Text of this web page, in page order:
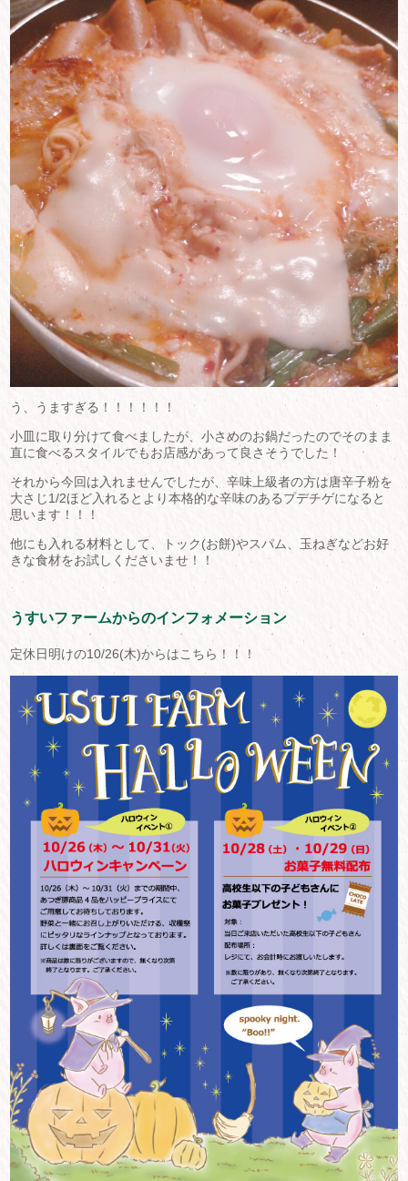
う、うますぎる！！！！！！
小皿に取り分けて食べましたが、小さめのお鍋だったのでそのまま
直に食べるスタイルでもお店感があって良さそうでした！
それから今回は入れませんでしたが、辛味上級者の方は唐辛子粉を
大さじ1/2ほど入れるとより本格的な辛味のあるプデチゲになると
思います！！！
他にも入れる材料として、トック(お餅)やスパム、玉ねぎなどお好
きな食材をお試しくださいませ！！
うすいファームからのインフォメーション
定休日明けの10/26(木)からはこちら！！！